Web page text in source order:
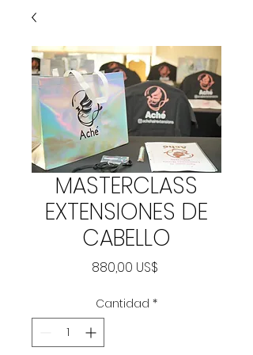
MASTERCLASS
EXTENSIONES DE
CABELLO
880,00 US$Precio
Cantidad *